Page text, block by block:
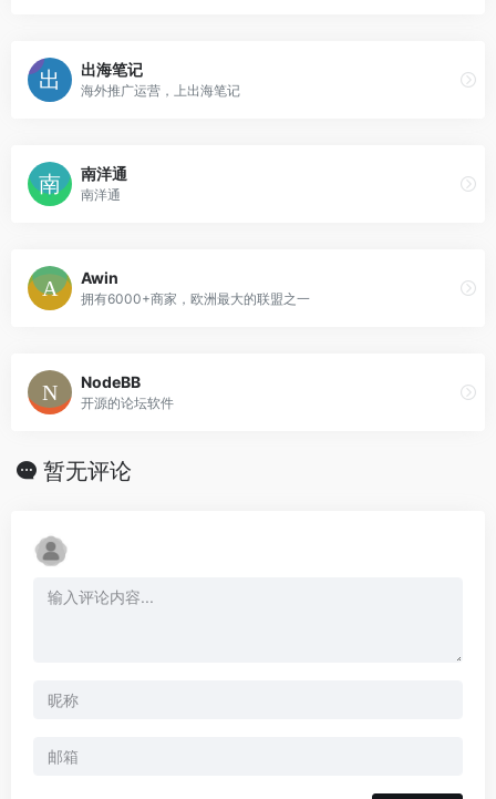
出海笔记
海外推广运营，上出海笔记
南洋通
南洋通
Awin
拥有6000+商家，欧洲最大的联盟之一
NodeBB
开源的论坛软件
暂无评论